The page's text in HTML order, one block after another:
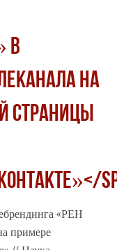
в
на
страницы
«РЕН
примере